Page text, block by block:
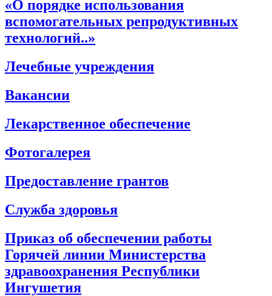
«О порядке использования
вспомогательных репродуктивных
технологий..»
Лечебные учреждения
Вакансии
Лекарственное обеспечение
Фотогалерея
Предоставление грантов
Служба здоровья
Приказ об обеспечении работы
Горячей линии Министерства
здравоохранения Республики
Ингушетия